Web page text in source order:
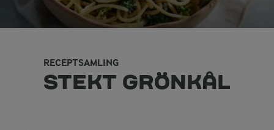
RECEPTSAMLING
STEKT GRÖNKÅL